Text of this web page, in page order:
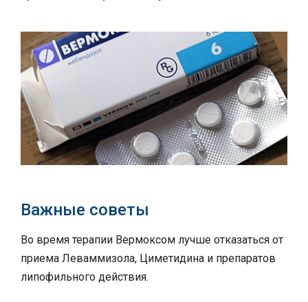
Важные советы
Во время терапии Вермоксом лучше отказаться от
приема Леваммизола, Циметидина и препаратов
липофильного действия.